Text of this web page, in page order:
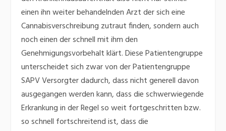
einen ihn weiter behandelnden Arzt der sich eine
Cannabisverschreibung zutraut finden, sondern auch
noch einen der schnell mit ihm den
Genehmigungsvorbehalt klärt. Diese Patientengruppe
unterscheidet sich zwar von der Patientengruppe
SAPV Versorgter dadurch, dass nicht generell davon
ausgegangen werden kann, dass die schwerwiegende
Erkrankung in der Regel so weit fortgeschritten bzw.
so schnell fortschreitend ist, dass die